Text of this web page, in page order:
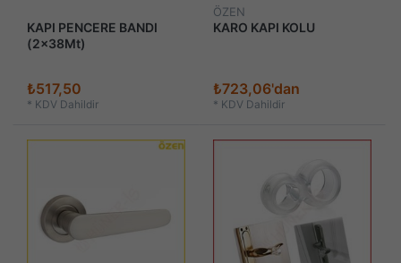
KAPI PENCERE BANDI
(2x38Mt)
₺517,50
* KDV Dahildir
ÖZEN
KARO KAPI KOLU
₺723,06'dan
* KDV Dahildir